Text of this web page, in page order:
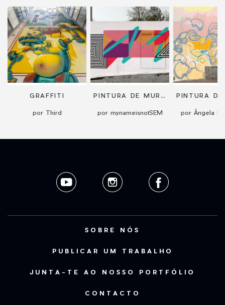
GRAFFITI
por Third
PINTURA DE MURAL - PINTURA ABSTRACTA
por mynameisnotSEM por Ângela
SOBRE NÓS
PUBLICAR UM TRABALHO
JUNTA-TE AO NOSSO PORTFÓLIO
CONTACTO